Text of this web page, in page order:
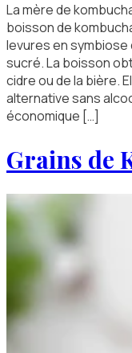
La mère de
boisson de
levures en
sucré. La boisson
cidre ou de la bière.
alternative sans
économique […]
Grains de